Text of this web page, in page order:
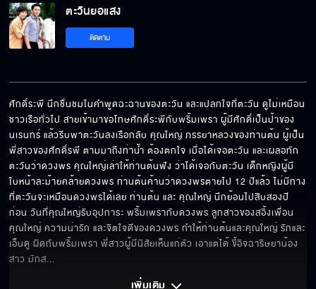
ตะวันยอแสง
ติดตาม
ศักดิ์ระพี นึกชื่นชมในคำพูดฉะฉานของตะวัน และแปลกใจที่ตะวัน ดูไม่เหมือน
ชาวเรือทั่วไป สายเข้ามาขอโทษศักดิ์ระพีกับพริ้มเพรา ผู้มีศักดิ์เป็นป้าของ
นเรนทร์ แล้วรีบพาตะวันลงเรือกลับ คุณใหญ่ ภรรยาหลวงของท่านต้น ผู้เป็น
พี่สาวของศักดิ์รพี ตามมาถึงท่าน้ำ ต้องตกใจ เมื่อได้เจอตะวัน และเผลอทัก
ตะวันว่าดวงพร คุณใหญ่เล่าให้ท่านต้นฟัง ว่าได้เจอกับตะวัน เด็กหญิงผู้มี
ใบหน้าละม้ายคล้ายดวงพร ท่านต้นค้านว่าดวงพรตายไป 12 ปีแล้ว ไม่มีทาง
ที่ตะวันจะเหมือนดวงพรได้เลย ท่านต้น และ คุณใหญ่ นึกย้อนไปสิบสองปี
ก่อน วันที่คุณใหญ่รับอุปการะ พริ้มเพรากับดวงพร ลูกสาวของสอิ้งเพื่อน
คุณใหญ่ ความน่ารัก และจิตใจดีของดวงพร ทำให้ท่านต้นและคุณใหญ่ รักและ
เอ็นดู ผิดกับพริ้มเพรา พี่สาวผู้มีนิสัยเห็นแก่ตัว เอาแต่ได้ ขี้อิจฉาริษยาน้อง
สาว มักส...
เพิ่มเติม